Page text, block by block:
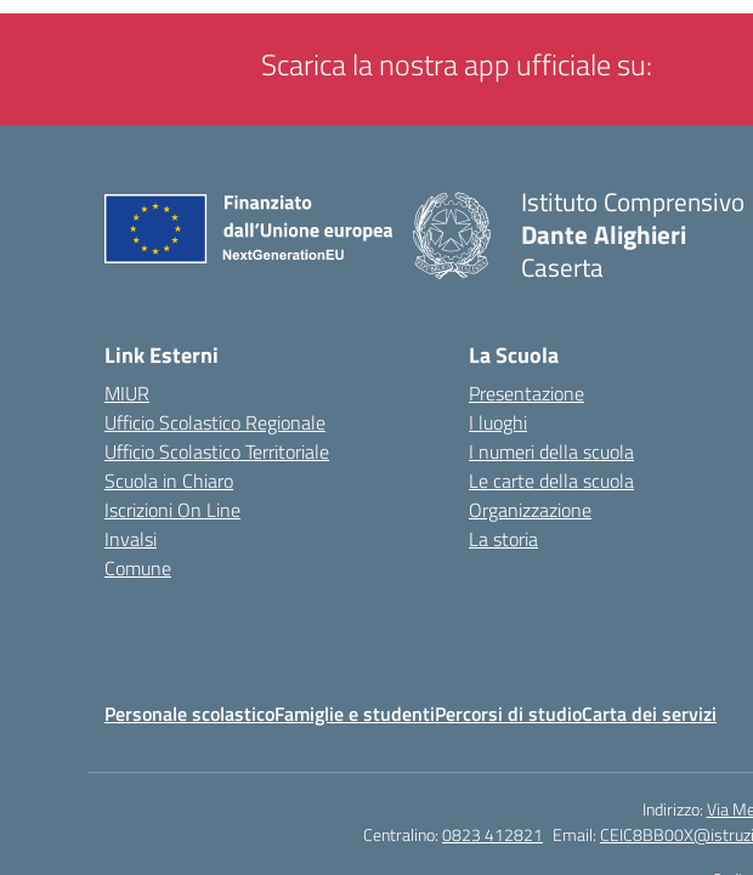
Scarica la nostra app ufficiale su:
Istituto Comprensivo
Dante Alighieri
Caserta
Link Esterni
MIUR
Ufficio Scolastico Regionale
Ufficio Scolastico Territoriale
Scuola in Chiaro
Iscrizioni On Line
Invalsi
Comune
La Scuola
Presentazione
I luoghi
I numeri della scuola
Le carte della scuola
Organizzazione
La storia
Personale scolasticoFamiglie e studentiPercorsi di studioCarta dei servizi
Indirizzo:Via
Centralino:0823 412821 Email: